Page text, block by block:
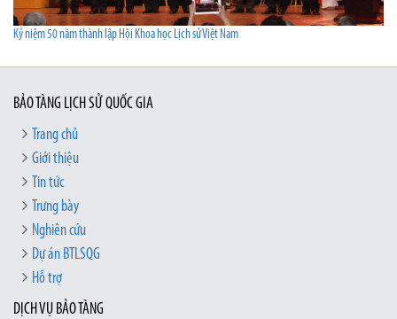
Kỷ niệm 50 năm thành lập Hội Khoa học Lịch sử Việt Nam
BẢO TÀNG LỊCH SỬ QUỐC GIA
Trang chủ
Giới thiệu
Tin tức
Trưng bày
Nghiên cứu
Dự án BTLSQG
Hỗ trợ
DỊCH VỤ BẢO TÀNG